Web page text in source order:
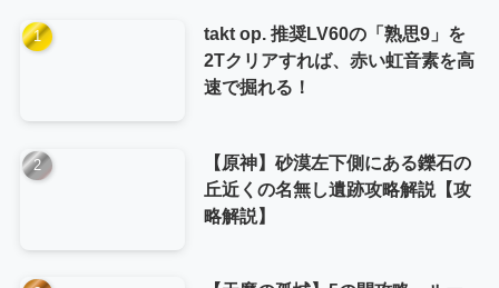
takt op. 推奨LV60の「熟思9」を
2Tクリアすれば、赤い虹音素を高
速で掘れる！
【原神】砂漠左下側にある鑠石の
丘近くの名無し遺跡攻略解説【攻
略解説】